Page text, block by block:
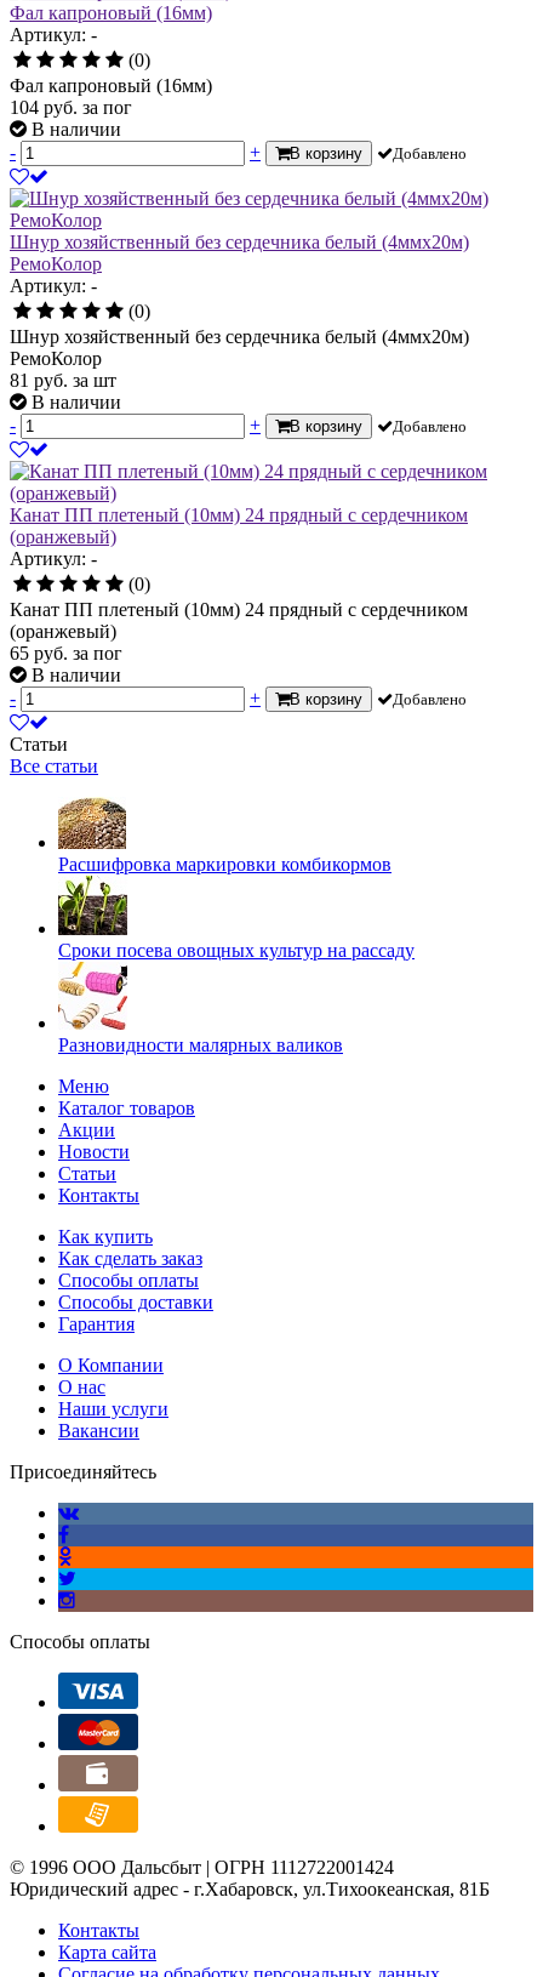
Фал капроновый (16мм)
Артикул: -
(0)
Фал капроновый (16мм)
104 руб. за пог
В наличии
-
+ В корзину Добавлено
Шнур хозяйственный без сердечника белый (4ммх20м)
РемоКолор
Артикул: -
(0)
Шнур хозяйственный без сердечника белый (4ммх20м)
РемоКолор
81 руб. за шт
В наличии
-
+ В корзину Добавлено
Канат ПП плетеный (10мм) 24 прядный с сердечником
(оранжевый)
Артикул: -
(0)
Канат ПП плетеный (10мм) 24 прядный с сердечником
(оранжевый)
65 руб. за пог
В наличии
-
+ В корзину Добавлено
Статьи
Все статьи
Расшифровка маркировки комбикормов
Сроки посева овощных культур на рассаду
Разновидности малярных валиков
Меню
Каталог товаров
Акции
Новости
Статьи
Контакты
Как купить
Как сделать заказ
Способы оплаты
Способы доставки
Гарантия
О Компании
О нас
Наши услуги
Вакансии
Присоединяйтесь
Способы оплаты
© 1996 ООО Дальсбыт | ОГРН 1112722001424
Юридический адрес - г.Хабаровск, ул.Тихоокеанская, 81Б
Контакты
Карта сайта